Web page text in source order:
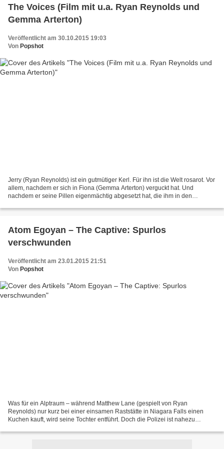
The Voices (Film mit u.a. Ryan Reynolds und
Gemma Arterton)
Veröffentlicht am 30.10.2015 19:03
Von Popshot
Jerry (Ryan Reynolds) ist ein gutmütiger Kerl. Für ihn ist die Welt rosarot. Vor
allem, nachdem er sich in Fiona (Gemma Arterton) verguckt hat. Und
nachdem er seine Pillen eigenmächtig abgesetzt hat, die ihm in den
Atom Egoyan – The Captive: Spurlos
verschwunden
Veröffentlicht am 23.01.2015 21:51
Von Popshot
Was für ein Alptraum – während Matthew Lane (gespielt von Ryan
Reynolds) nur kurz bei einer einsamen Raststätte in Niagara Falls einen
Kuchen kauft, wird seine Tochter entführt. Doch die Polizei ist nahezu